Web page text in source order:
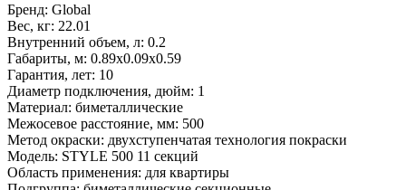
Бренд: Global
Вес, кг: 22.01
Внутренний объем, л: 0.2
Габариты, м: 0.89x0.09x0.59
Гарантия, лет: 10
Диаметр подключения, дюйм: 1
Материал: биметаллические
Межосевое расстояние, мм: 500
Метод окраски: двухступенчатая технология покраски
Модель: STYLE 500 11 секций
Область применения: для квартиры